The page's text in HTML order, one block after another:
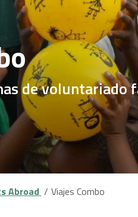
de
Abroad Viajes Combo